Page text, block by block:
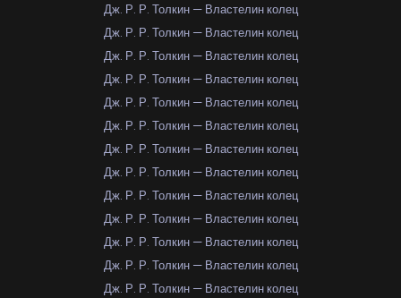
Дж. Р. Р. Толкин — Властелин колец
Дж. Р. Р. Толкин — Властелин колец
Дж. Р. Р. Толкин — Властелин колец
Дж. Р. Р. Толкин — Властелин колец
Дж. Р. Р. Толкин — Властелин колец
Дж. Р. Р. Толкин — Властелин колец
Дж. Р. Р. Толкин — Властелин колец
Дж. Р. Р. Толкин — Властелин колец
Дж. Р. Р. Толкин — Властелин колец
Дж. Р. Р. Толкин — Властелин колец
Дж. Р. Р. Толкин — Властелин колец
Дж. Р. Р. Толкин — Властелин колец
Дж. Р. Р. Толкин — Властелин колец